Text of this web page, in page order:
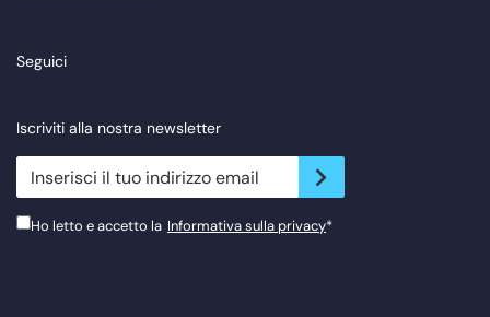
Seguici
Iscriviti alla nostra newsletter
newsletter.suscribe
Ho letto e accetto la Informativa sulla privacy*